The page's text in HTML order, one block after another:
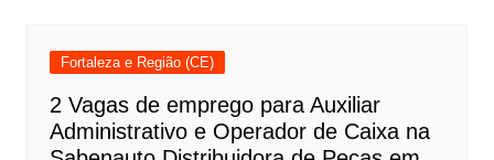
Fortaleza e Região (CE)
2 Vagas de emprego para Auxiliar
Administrativo e Operador de Caixa na